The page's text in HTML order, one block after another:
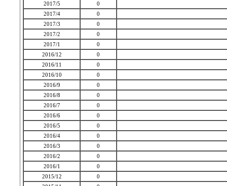
2017/5
0
2017/4
0
2017/3
0
2017/2
0
2017/1
0
2016/12
0
2016/11
0
2016/10
0
2016/9
0
2016/8
0
2016/7
0
2016/6
0
2016/5
0
2016/4
0
2016/3
0
2016/2
0
2016/1
0
2015/12
0